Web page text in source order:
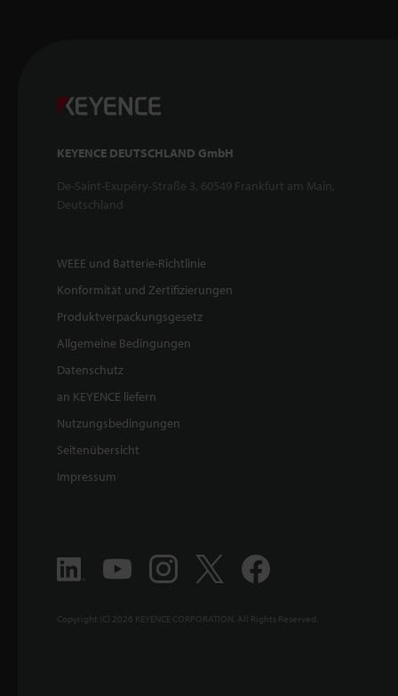
KEYENCE DEUTSCHLAND GmbH
De-Saint-Exupéry-Straße 3, 60549 Frankfurt am Main,
Deutschland
WEEE und Batterie-Richtlinie
Konformität und Zertifizierungen
Produktverpackungsgesetz
Allgemeine Bedingungen
Datenschutz
an KEYENCE liefern
Nutzungsbedingungen
Seitenübersicht
Impressum
Copyright (C) 2026 KEYENCE CORPORATION. All Rights Reserved.